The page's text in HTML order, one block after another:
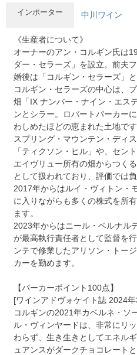
インポーター 中川ワイン
《生産者について》
オーナーのアン・コルギン氏は
ダー・セラーズ」を設立。前夫
婚後は「コルギン・セラーズ」と
コルギン・セラーズの中心は、
畑「IX ナンバー・ナイン・エス
ンとシラー。ロバートパーカー
わしめたほどの恵まれた土地です
スプリング・マウンテン・ディ
「ティクソン・ヒル」や、セン
エイヴリュー所有の畑からつく
として扱われており、評価では負
2017年からはルイ・ヴィトン・
に入りながらも多くの株式を所
ます。
2023年からはニール・ベルナル
が最高執行責任者として監督を
ンテで修業したアリソン・トー
カーを勤めます。
【パーカーポイント100点】
[ワインアドヴォケイト誌 2024
コルギンの2021年カベルネ・ソ
ル・ヴィンヤードは、非常にリ
わらず、生き生きとしてエネル
ュアンスがダークチョコレート